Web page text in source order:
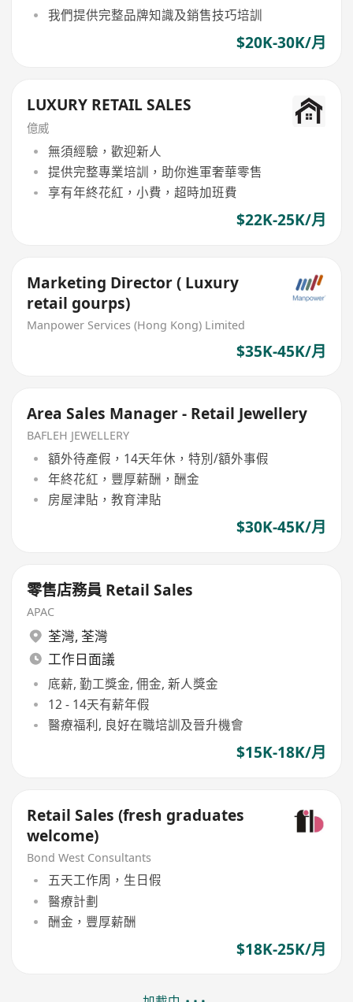
我們提供完整品牌知識及銷售技巧培訓
$20K-30K/月
LUXURY RETAIL SALES
億威
無須經驗，歡迎新人
提供完整專業培訓，助你進軍奢華零售
享有年終花紅，小費，超時加班費
$22K-25K/月
Marketing Director ( Luxury
retail gourps)
Manpower Services (Hong Kong) Limited
$35K-45K/月
Area Sales Manager - Retail Jewellery
BAFLEH JEWELLERY
額外待產假，14天年休，特別/額外事假
年終花紅，豐厚薪酬，酬金
房屋津貼，教育津貼
$30K-45K/月
零售店務員 Retail Sales
APAC
荃灣, 荃灣
工作日面議
底薪, 勤工獎金, 佣金, 新人獎金
12 - 14天有薪年假
醫療福利, 良好在職培訓及晉升機會
$15K-18K/月
Retail Sales (fresh graduates
welcome)
Bond West Consultants
五天工作周，生日假
醫療計劃
酬金，豐厚薪酬
$18K-25K/月